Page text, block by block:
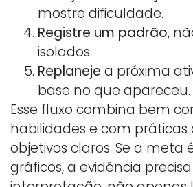
mostre dificuldade.
Registre um padrão,
isolados.
Replaneje a próxima
base no que apareceu.
Esse fluxo combina bem
habilidades e com práticas
objetivos claros. Se a meta
gráficos, a evidência